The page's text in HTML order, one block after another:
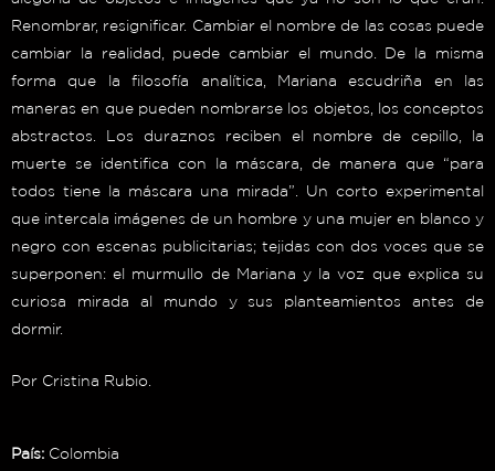
Renombrar, resignificar. Cambiar el nombre de las cosas puede
cambiar la realidad, puede cambiar el mundo. De la misma
forma que la filosofía analítica, Mariana escudriña en las
maneras en que pueden nombrarse los objetos, los conceptos
abstractos. Los duraznos reciben el nombre de cepillo, la
muerte se identifica con la máscara, de manera que “para
todos tiene la máscara una mirada”. Un corto experimental
que intercala imágenes de un hombre y una mujer en blanco y
negro con escenas publicitarias; tejidas con dos voces que se
superponen: el murmullo de Mariana y la voz que explica su
curiosa mirada al mundo y sus planteamientos antes de
dormir.
Por Cristina Rubio.
País: Colombia